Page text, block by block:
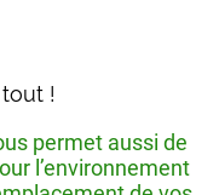
!
permet aussi de
l’environnement